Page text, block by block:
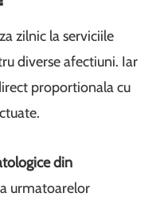
zilnic la serviciile
diverse afectiuni. Iar
proportionala cu
din
urmatoarelor